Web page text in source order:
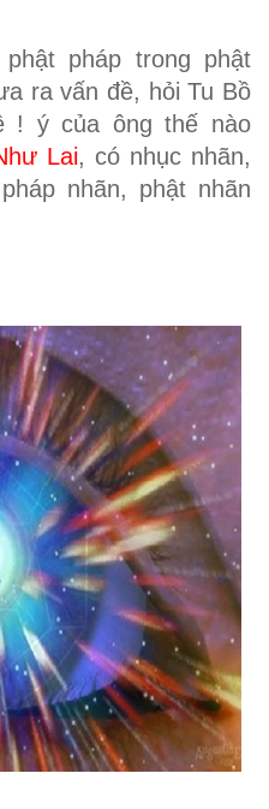
pháp trong phật
ra vấn đề, hỏi Tu Bồ
! ý của ông thế nào
Lai, có nhục nhãn,
nhãn, phật nhãn